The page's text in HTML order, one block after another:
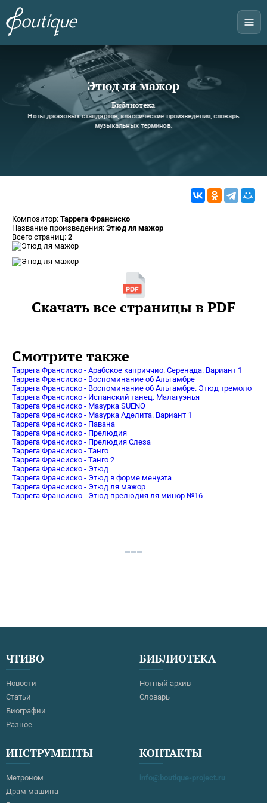
Этюд ля мажор
Библиотека
Ноты джазовых стандартов, классические произведения, словарь
музыкальных терминов.
Композитор: Таррега Франсиско
Название произведения: Этюд ля мажор
Всего страниц: 2
Скачать все страницы в PDF
Смотрите также
Таррега Франсиско - Арабское каприччио. Серенада. Вариант 1
Таррега Франсиско - Воспоминание об Альгамбре
Таррега Франсиско - Воспоминание об Альгамбре. Этюд тремоло
Таррега Франсиско - Испанский танец. Малагуэнья
Таррега Франсиско - Мазурка SUENO
Таррега Франсиско - Мазурка Аделита. Вариант 1
Таррега Франсиско - Павана
Таррега Франсиско - Прелюдия
Таррега Франсиско - Прелюдия Слеза
Таррега Франсиско - Танго
Таррега Франсиско - Танго 2
Таррега Франсиско - Этюд
Таррега Франсиско - Этюд в форме менуэта
Таррега Франсиско - Этюд ля мажор
Таррега Франсиско - Этюд прелюдия ля минор №16
ЧТИВО
Новости
Статьи
Биографии
Разное
БИБЛИОТЕКА
Нотный архив
Словарь
ИНСТРУМЕНТЫ
Метроном
Драм машина
КОНТАКТЫ
info@boutique-project.ru